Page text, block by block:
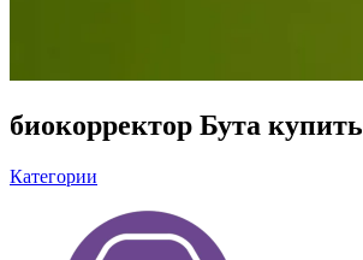
биокорректор Бута купить
Категории